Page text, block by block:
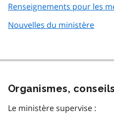
Renseignements pour les
Nouvelles du ministère
Organismes,
Le ministère supervise :